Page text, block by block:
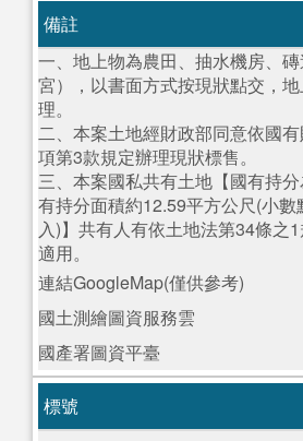
備註
一、地上物為農田、抽水機房、
宮），以書面方式按現狀點交，
理。
二、本案土地經財政部同意依國
項第3款規定辦理現狀標售。
三、本案國私共有土地【國有持
有持分面積約12.59平方公尺(小
入)】共有人有依土地法第34條之
適用。
連結GoogleMap(僅供參考)
國土測繪圖資服務雲
國產署圖資平臺
標號